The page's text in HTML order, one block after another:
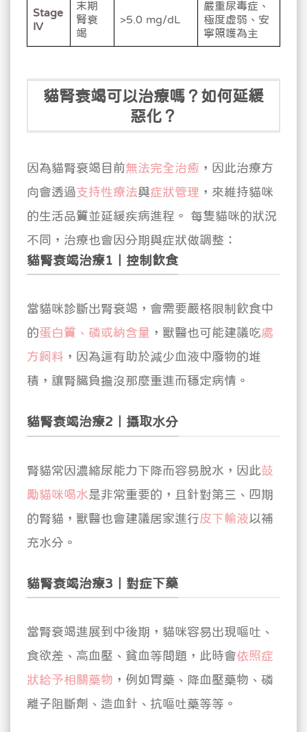
Stage
IV
末期
腎衰
竭
>5.0 mg/dL
嚴重尿毒症、
極度虛弱、安
寧照護為主
貓腎衰竭可以治療嗎？如何延緩
惡化？
因為貓腎衰竭目前無法完全治癒 ，因此治療方
向會透過支持性療法與症狀管理 ，來維持貓咪
的生活品質並延緩疾病進程。
每隻貓咪的狀況
不同，治療也會因分期與症狀做調整：
貓腎衰竭治療1｜控制飲食
當貓咪診斷出腎衰竭，會需要嚴格限制飲食中
的蛋白質、磷或納含量 ，獸醫也可能建議吃處
方飼料 ，因為這有助於減少血液中廢物的堆
積，讓腎臟負擔沒那麼重進而穩定病情。
貓腎衰竭治療2｜攝取水分
腎貓常因濃縮尿能力下降而容易脫水，因此鼓
勵貓咪喝水是非常重要的， 且針對第三、四期
的腎貓，獸醫也會建議居家進行皮下輸液以補
充水分。
貓腎衰竭治療3｜對症下藥
當腎衰竭進展到中後期，貓咪容易出現嘔吐、
食欲差、高血壓、貧血等問題，此時會依照症
狀給予相關藥物 ，例如胃藥、降血壓藥物、磷
離子阻斷劑、造血針、抗嘔吐藥等等。